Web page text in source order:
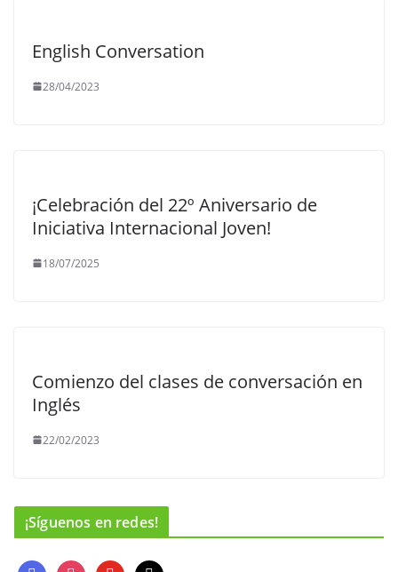
English Conversation
28/04/2023
¡Celebración del 22º Aniversario de
Iniciativa Internacional Joven!
18/07/2025
Comienzo del clases de conversación en
Inglés
22/02/2023
¡Síguenos en redes!